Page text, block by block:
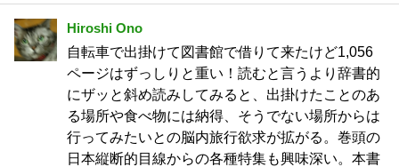
Hiroshi Ono
自転車で出掛けて図書館で借りて来たけど1,056
ページはずっしりと重い！読むと言うより辞書的
にザッと斜め読みしてみると、出掛けたことのあ
る場所や食べ物には納得、そうでない場所からは
行ってみたいとの脳内旅行欲求が拡がる。巻頭の
日本縦断的目線からの各種特集も興味深い。本書